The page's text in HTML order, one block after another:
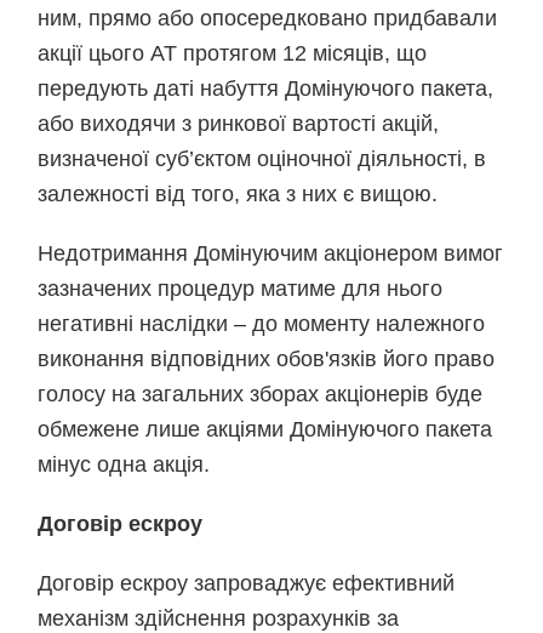
ним, прямо або опосередковано придбавали
акції цього АТ протягом 12 місяців, що
передують даті набуття Домінуючого пакета,
або виходячи з ринкової вартості акцій,
визначеної суб’єктом оціночної діяльності, в
залежності від того, яка з них є вищою.
Недотримання Домінуючим акціонером вимог
зазначених процедур матиме для нього
негативні наслідки – до моменту належного
виконання відповідних обов'язків його право
голосу на загальних зборах акціонерів буде
обмежене лише акціями Домінуючого пакета
мінус одна акція.
Договір ескроу
Договір ескроу запроваджує ефективний
механізм здійснення розрахунків за